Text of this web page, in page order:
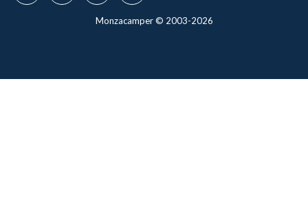
Monzacamper © 2003-2026